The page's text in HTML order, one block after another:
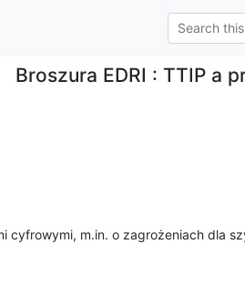
Broszura EDRI : TTIP a
cyfrowymi, m.in. o zagrożeniach dla